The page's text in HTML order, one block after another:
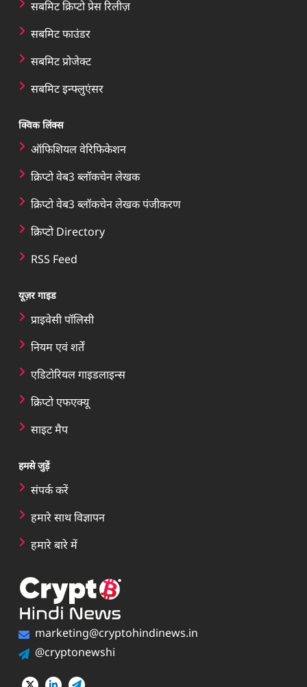
सबमिट क्रिप्टो प्रेस रिलीज़
सबमिट फाउंडर
सबमिट प्रोजेक्ट
सबमिट इन्फ्लुएंसर
क्विक लिंक्स
ऑफिशियल वेरिफिकेशन
क्रिप्टो वेब3 ब्लॉकचेन लेखक
क्रिप्टो वेब3 ब्लॉकचेन लेखक पंजीकरण
क्रिप्टो Directory
RSS Feed
यूज़र गाइड
प्राइवेसी पॉलिसी
नियम एवं शर्तें
एडिटोरियल गाइडलाइन्स
क्रिप्टो एफएक्यू
साइट मैप
हमसे जुड़ें
संपर्क करें
हमारे साथ विज्ञापन
हमारे बारे में
marketing@cryptohindinews.in
@cryptonewshi